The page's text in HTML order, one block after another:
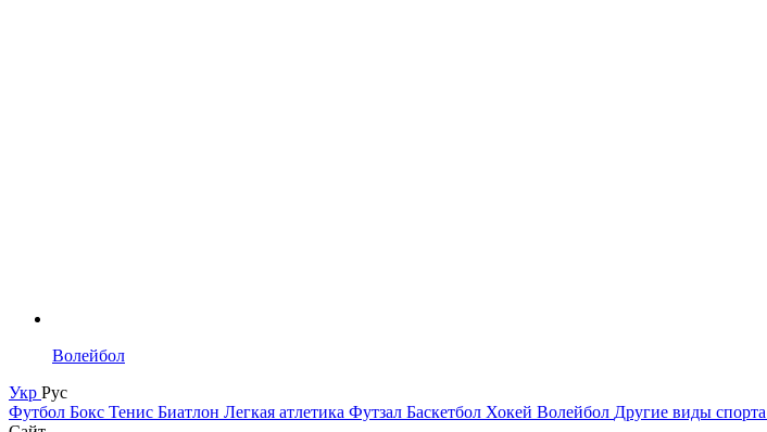
Волейбол
Укр Рус
Футбол Бокс Тенис Биатлон Легкая атлетика Футзал Баскетбол Хокей Волейбол Другие виды спорта